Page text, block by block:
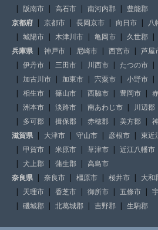
阪南市
高石市 南河内郡
豊能郡
京都府
京都市 長岡京市 向日市 八
城陽市
木津川市 亀岡市 久世郡
兵庫県
神戸市 尼崎市 西宮市 芦屋
伊丹市
三田市 川西市 たつの市
加古川市
加東市 宍粟市 小野市
相生市
篠山市 西脇市 豊岡市
洲本市
淡路市 南あわじ市 川辺郡
多可郡
揖保郡 赤穂郡 美方郡
滋賀県
大津市 守山市 彦根市 東近
甲賀市
米原市 草津市 近江八幡市
犬上郡
蒲生郡
高島市
奈良県
奈良市 橿原市 桜井市 大和
天理市
香芝市 御所市 五條市
磯城郡
北葛城郡 吉野郡 生駒郡